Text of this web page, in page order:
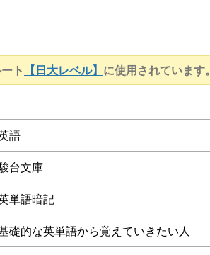
ト 【日大レベル】 に使用されています。
語
台文庫
単語暗記
礎的な英単語から覚えていきたい人